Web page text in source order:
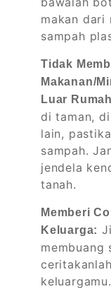
makan dari
sampah
Tidak
Makanan/
Luar
di taman,
lain,
sampah.
jendela
tanah.
Memberi
Keluarga:
membuang